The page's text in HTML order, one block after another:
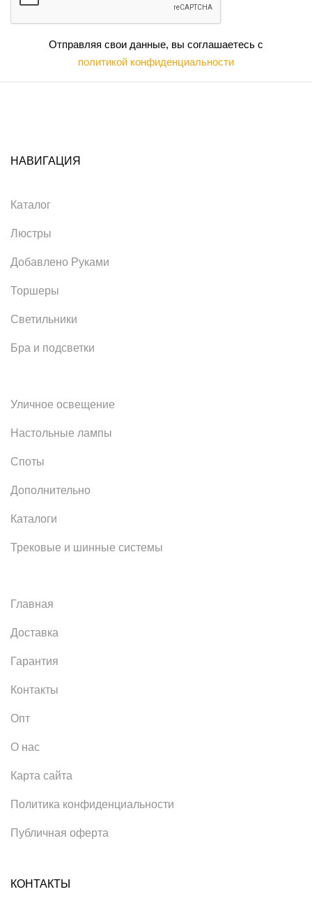
Отправляя свои данные, вы соглашаетесь с
политикой конфиденциальности
НАВИГАЦИЯ
Каталог
Люстры
Добавлено Руками
Торшеры
Светильники
Бра и подсветки
Уличное освещение
Настольные лампы
Споты
Дополнительно
Каталоги
Трековые и шинные системы
Главная
Доставка
Гарантия
Контакты
Опт
О нас
Карта сайта
Политика конфиденциальности
Публичная оферта
КОНТАКТЫ